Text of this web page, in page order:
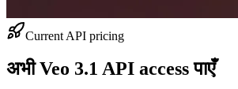
Current API pricing
अभी Veo 3.1 API access पाएँ